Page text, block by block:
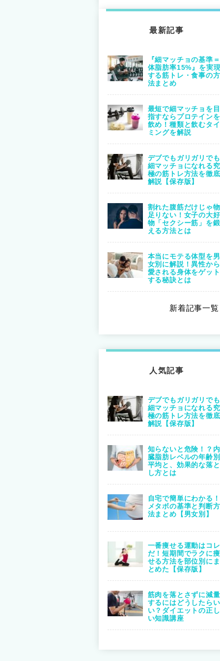
最新記事
『細マッチョの基準＝
体脂肪率15%』を実
する筋トレ・食事の方
法まとめ
最短で細マッチョを目
指すならプロテインを
飲め！種類と飲むタイ
ミングを解説
デブでもガリガリでも
細マッチョになれる究
極の筋トレ方法を徹底
解説【保存版】
割れた腹筋だけじゃ物
足りない！女子の大好
物「セクシー筋」を鍛
える方法とは
本当にモテる体型を男
女別に解説！異性から
愛される身体をゲット
する秘訣とは
新着記事一
人気記事
デブでもガリガリでも
細マッチョになれる究
極の筋トレ方法を徹底
解説【保存版】
知らないと危険！？内
臓脂肪レベルの年齢別
平均と、効果的な落と
し方とは
自宅で簡単にわかる！
メタボの基準と判断方
法まとめ【男女別】
一番痩せる運動はコレ
だ！短期間でラクに痩
せる方法を部位別にま
とめた【保存版】
筋肉を落とさずに減量
するにはどうしたらい
い？ダイエットの正し
い知識講座